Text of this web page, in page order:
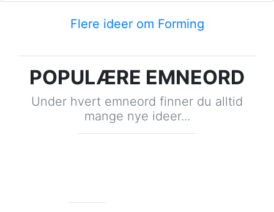
Flere ideer om Forming
POPULÆRE EMNEORD
Under hvert emneord finner du alltid
mange nye ideer...